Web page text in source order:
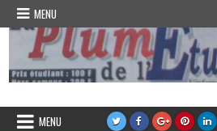
Skip
content
MENU
Plume de l'Etudiant
MENU